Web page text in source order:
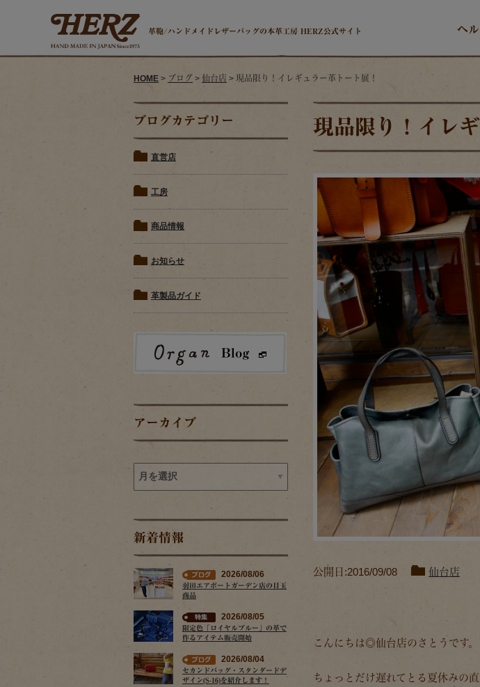
革鞄/ハンドメイドレザーバッグの本革工房 HERZ公式サイト ヘ
HOME > ブログ > 仙台店 > 現品限り！イレギュラー革トート展！
ブログカテゴリー
直営店
工房
商品情報
お知らせ
革製品ガイド
アーカイブ
新着情報
2026/08/06
羽田エアポートガーデン店の目玉
商品
2026/08/05
限定色「ロイヤルブルー」の革で
作るアイテム販売開始
2026/08/04
セカンドバッグ・スタンダードデ
ザイン(S-16)を紹介します！
現品限り！イレ
公開日:2016/09/08 仙台店
こんにちは◎仙台店のさとうです。
ちょっとだけ遅れてとる夏休みの